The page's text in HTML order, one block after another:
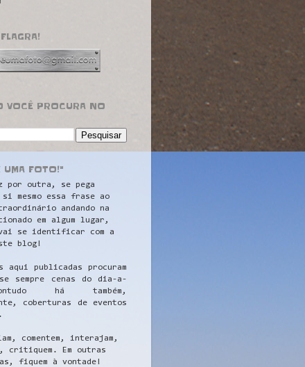
VOCÊ PROCURA NO
UMA FOTO!"
por outra, se pega
mesmo essa frase ao
andando na
em algum lugar,
vai se identificar com a
blog!
aqui publicadas procuram
sempre cenas do dia-a-
há também,
coberturas de eventos
comentem, interajam,
critiquem. Em outras
fiquem à vontade!